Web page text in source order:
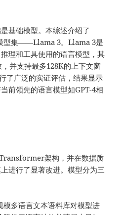
基础模型。本综述介绍了
型集——Llama 3。Llama 3是
理和工具使用的语言模型，其
并支持最多128K的上下文窗
了广泛的实证评估，结果显示
前领先的语言模型如GPT-4相
架构，并在数据质
进行了显著改进。模型分为三
模多语言文本语料库对模型进